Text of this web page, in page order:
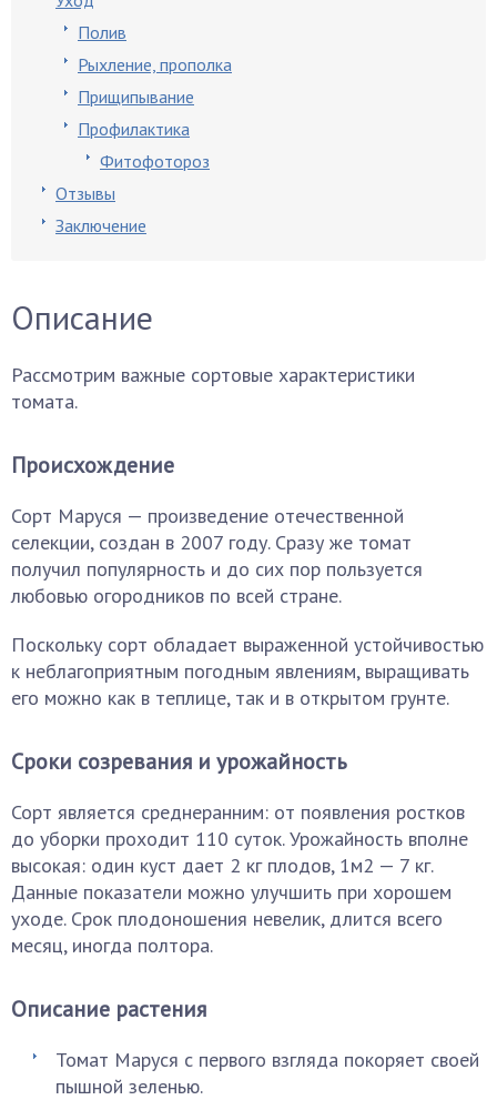
Полив
Рыхление, прополка
Прищипывание
Профилактика
Фитофотороз
Отзывы
Заключение
Описание
Рассмотрим важные сортовые характеристики
томата.
Происхождение
Сорт Маруся — произведение отечественной
селекции, создан в 2007 году. Сразу же томат
получил популярность и до сих пор пользуется
любовью огородников по всей стране.
Поскольку сорт обладает выраженной устойчивостью
к неблагоприятным погодным явлениям, выращивать
его можно как в теплице, так и в открытом грунте.
Сроки созревания и урожайность
Сорт является среднеранним: от появления ростков
до уборки проходит 110 суток. Урожайность вполне
высокая: один куст дает 2 кг плодов, 1м2 — 7 кг.
Данные показатели можно улучшить при хорошем
уходе. Срок плодоношения невелик, длится всего
месяц, иногда полтора.
Описание растения
Томат Маруся с первого взгляда покоряет своей
пышной зеленью.